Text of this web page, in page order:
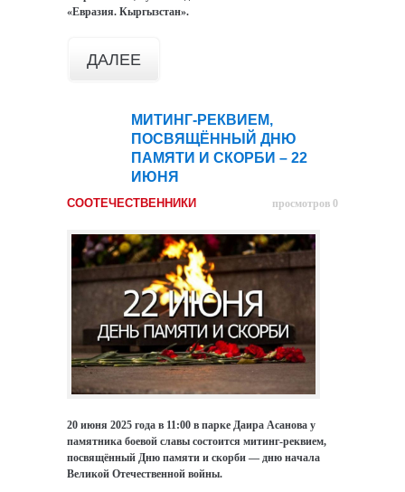
«Евразия. Кыргызстан».
ДАЛЕЕ
МИТИНГ-РЕКВИЕМ,
ПОСВЯЩЁННЫЙ ДНЮ
ПАМЯТИ И СКОРБИ – 22
ИЮНЯ
СООТЕЧЕСТВЕННИКИ просмотров 0
20 июня 2025 года в 11:00 в парке Даира Асанова у
памятника боевой славы состоится митинг-реквием,
посвящённый Дню памяти и скорби — дню начала
Великой Отечественной войны.